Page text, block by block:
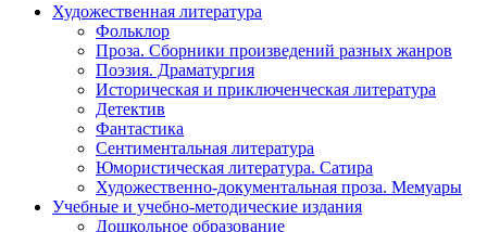
Художественная литература
Фольклор
Проза. Сборники произведений разных жанров
Поэзия. Драматургия
Историческая и приключенческая литература
Детектив
Фантастика
Сентиментальная литература
Юмористическая литература. Сатира
Художественно-документальная проза. Мемуары
Учебные и учебно-методические издания
Дошкольное образование